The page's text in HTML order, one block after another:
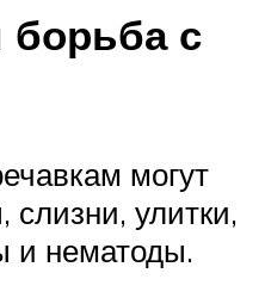
борьба с
могут
слизни, улитки,
и нематоды.